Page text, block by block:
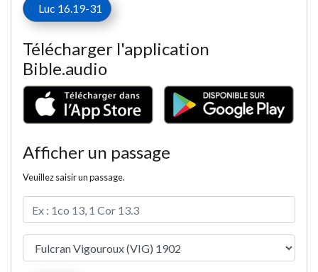
Luc 16.19-31
Télécharger l'application
Bible.audio
Afficher un passage
Veuillez saisir un passage.